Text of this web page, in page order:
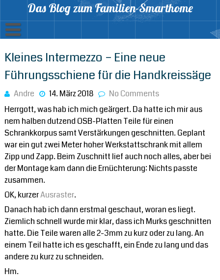
Das Blog zum Familien-Smarthome
Linkliste
Disclaimer: Was
Unser Youtube-Kanal
Kleines Intermezzo – Eine neue
Führungsschiene für die Handkreissäge
Andre 14. März 2018
No Comments
Herrgott, was hab ich mich geärgert. Da hatte ich mir aus
nem halben dutzend OSB-Platten Teile für einen
Schrankkorpus samt Verstärkungen geschnitten. Geplant
war ein gut zwei Meter hoher Werkstattschrank mit allem
Zipp und Zapp. Beim Zuschnitt lief auch noch alles, aber bei
der Montage kam dann die Ernüchterung: Nichts passte
zusammen.
OK, kurzerAusraster.
Danach hab ich dann erstmal geschaut, woran es liegt.
Ziemlich schnell wurde mir klar, dass ich Murks geschnitten
hatte. Die Teile waren alle 2-3mm zu kurz oder zu lang. An
einem Teil hatte ich es geschafft, ein Ende zu lang und das
andere zu kurz zu schneiden.
Hm.